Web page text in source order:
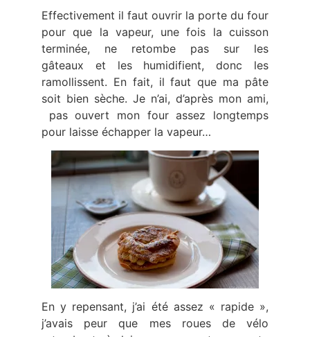
Effectivement il faut ouvrir la porte du four
pour que la vapeur, une fois la cuisson
terminée, ne retombe pas sur les
gâteaux et les humidifient, donc les
ramollissent. En fait, il faut que ma pâte
soit bien sèche. Je n’ai, d’après mon ami,
pas ouvert mon four assez longtemps
pour laisse échapper la vapeur…
En y repensant, j’ai été assez « rapide »,
j’avais peur que mes roues de vélo